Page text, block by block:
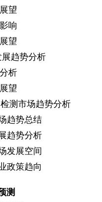
望
响
望
趋势分析
析
望
测市场趋势分析
趋势总结
趋势分析
发展空间
政策趋向
测